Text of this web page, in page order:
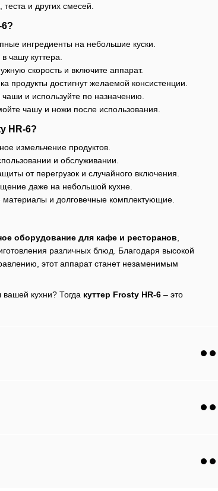
и других смесей.
ингредиенты на небольшие куски.
чашу куттера.
скорость и включите аппарат.
продукты достигнут желаемой консистенции.
чаши и используйте по назначению.
чашу и ножи после использования.
HR-6?
измельчение продуктов.
и обслуживании.
от перегрузок и случайного включения.
даже на небольшой кухне.
и долговечные комплектующие.
оборудование для кафе и ресторанов
различных блюд. Благодаря высокой
этот аппарат станет незаменимым
кухни? Тогда куттер Frosty HR-6 – это